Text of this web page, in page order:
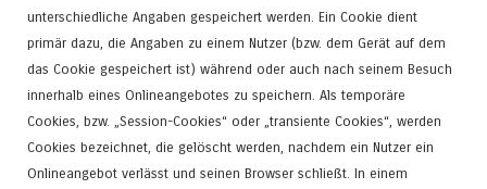
unterschiedliche Angaben gespeichert werden. Ein Cookie dient
primär dazu, die Angaben zu einem Nutzer (bzw. dem Gerät auf dem
das Cookie gespeichert ist) während oder auch nach seinem Besuch
innerhalb eines Onlineangebotes zu speichern. Als temporäre
Cookies, bzw. „Session-Cookies“ oder „transiente Cookies“, werden
Cookies bezeichnet, die gelöscht werden, nachdem ein Nutzer ein
Onlineangebot verlässt und seinen Browser schließt. In einem